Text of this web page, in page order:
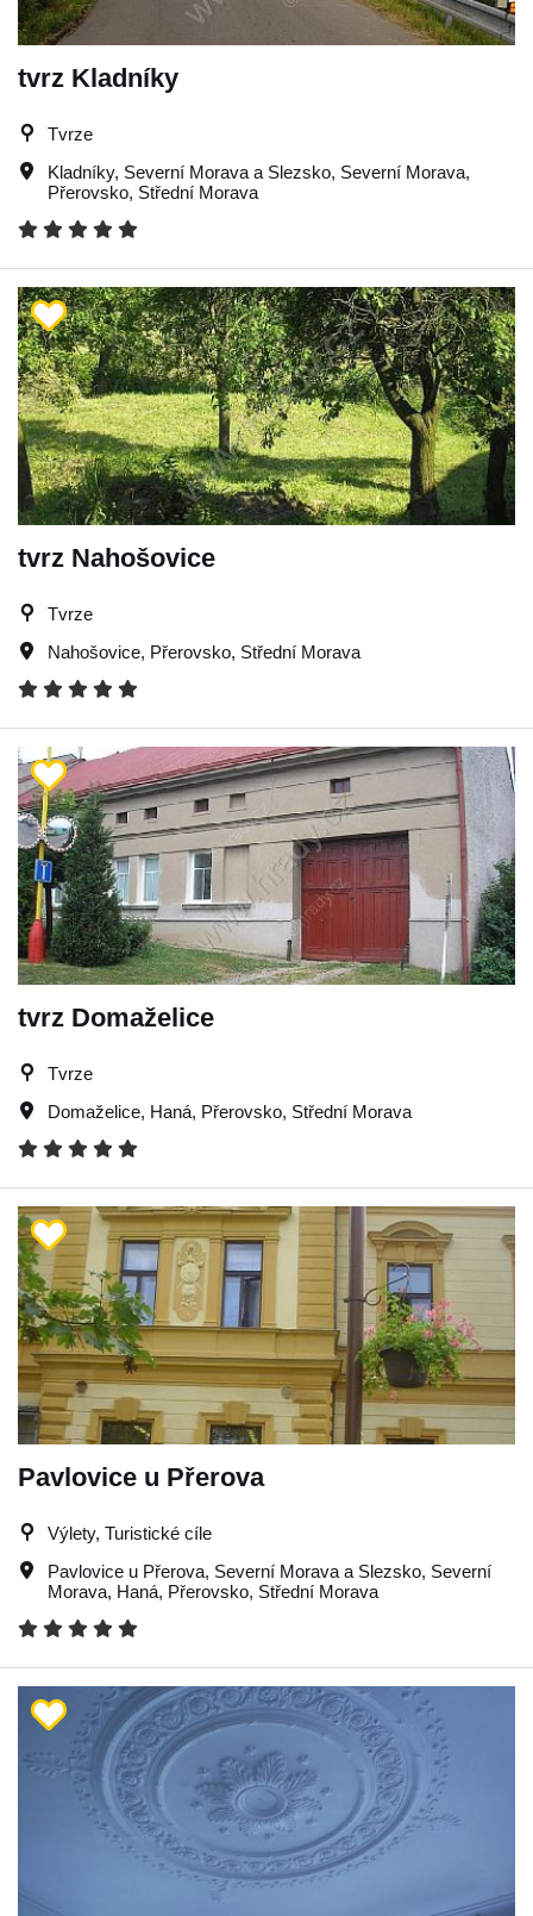
tvrz Kladníky
Tvrze
Kladníky, Severní Morava a Slezsko, Severní Morava,
Přerovsko, Střední Morava
tvrz Nahošovice
Tvrze
Nahošovice, Přerovsko, Střední Morava
tvrz Domaželice
Tvrze
Domaželice, Haná, Přerovsko, Střední Morava
Pavlovice u Přerova
Výlety, Turistické cíle
Pavlovice u Přerova, Severní Morava a Slezsko, Severní
Morava, Haná, Přerovsko, Střední Morava